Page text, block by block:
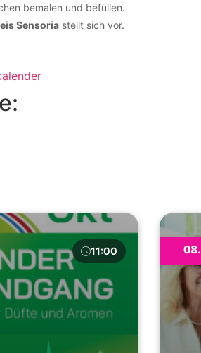
bemalen und befüllen.
Sensoria stellt sich vor.
11:00